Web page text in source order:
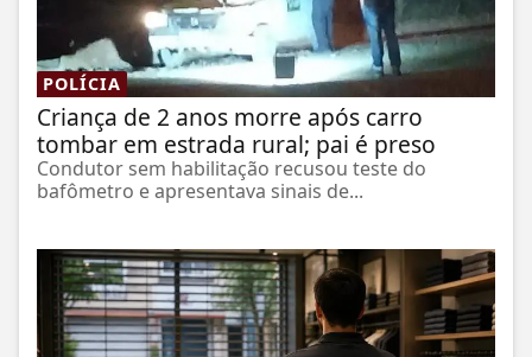
POLÍCIA
Criança de 2 anos morre após carro
tombar em estrada rural; pai é preso
Condutor sem habilitação recusou teste do
bafômetro e apresentava sinais de...